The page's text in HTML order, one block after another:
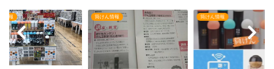
情報 筒けん情報 筒けん情報